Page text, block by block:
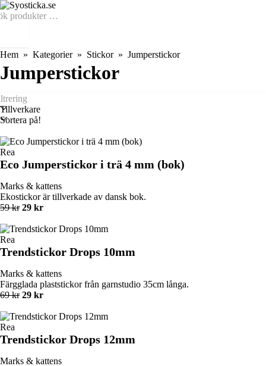
Hem Kategorier Stickor Jumperstickor
Jumperstickor
Tillverkare
Sortera på!
Rea
Eco Jumperstickor i trä 4 mm (bok)
Marks & kattens
Ekostickor är tillverkade av dansk bok.
59 kr 29 kr
Rea
Trendstickor Drops 10mm
Marks & kattens
Färgglada plaststickor från garnstudio 35cm långa.
69 kr 29 kr
Rea
Trendstickor Drops 12mm
Marks & kattens